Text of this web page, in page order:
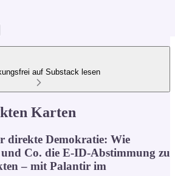
auf Substack lesen
Karten
direkte Demokratie: Wie
Co. die E-ID-Abstimmung zu
– mit Palantir im